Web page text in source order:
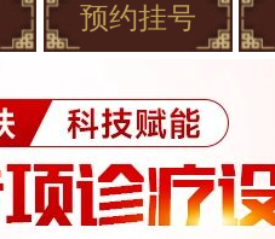
预约挂号